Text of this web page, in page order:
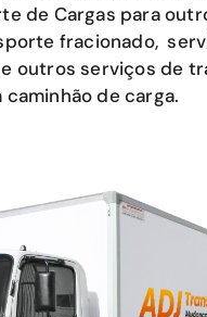
de Cargas para
fracionado,
outros serviços de
caminhão de carga.